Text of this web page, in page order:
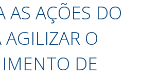
AS AÇÕES DO
AGILIZAR O
DE